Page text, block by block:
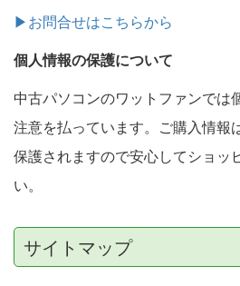
▶お問合せはこちらから
個人情報の保護について
中古パソコンのワットファンでは
注意を払っています。ご購入情報
保護されますので安心してショッ
い。
サイトマップ